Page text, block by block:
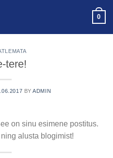
0
tere!
BYADMIN
on sinu esimene postitus.
alusta blogimist!